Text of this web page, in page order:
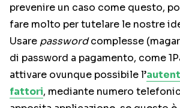
prevenire un caso come questo,
fare molto per tutelare le nostre
Usare passwordcomplesse
di password a pagamento, come
attivare ovunque possibile l’
fattori, mediante numero